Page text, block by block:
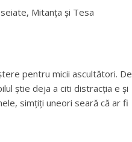
Mitanța și Tesa
pentru micii ascultători. De
știe deja a citi distracția e și
simțiți uneori seară că ar fi